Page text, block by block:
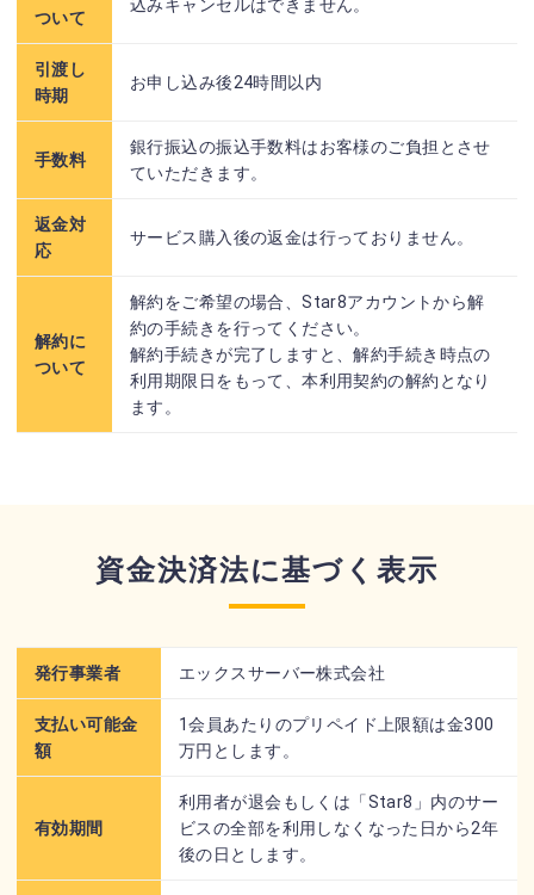
ついて
込みキャンセルはできません。
引渡し
時期
お申し込み後24時間以内
手数料
銀行振込の振込手数料はお客様のご負担とさせ
ていただきます。
返金対
応
サービス購入後の返金は行っておりません。
解約に
ついて
解約をご希望の場合、Star8アカウントから解
約の手続きを行ってください。
解約手続きが完了しますと、解約手続き時点の
利用期限日をもって、本利用契約の解約となり
ます。
資金決済法に基づく表示
発行事業者 エックスサーバー株式会社
支払い可能金
額
1会員あたりのプリペイド上限額は金300
万円とします。
有効期間
利用者が退会もしくは「Star8」内のサー
ビスの全部を利用しなくなった日から2年
後の日とします。